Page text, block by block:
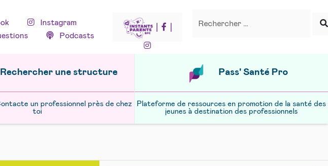
Instagram
Podcasts
Rechercher
Rechercher une structure
un professionnel près de chez
toi
Pass' Santé Pro
Plateforme de ressources en promotion de la santé des
jeunes à destination des professionnels